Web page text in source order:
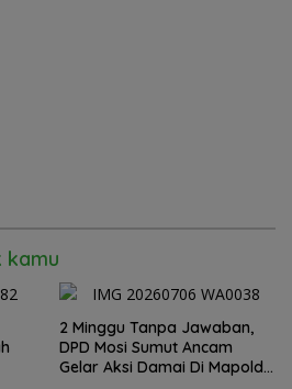
kamu
2 Minggu Tanpa Jawaban,
DPD Mosi Sumut Ancam
Gelar Aksi Damai Di Mapolda